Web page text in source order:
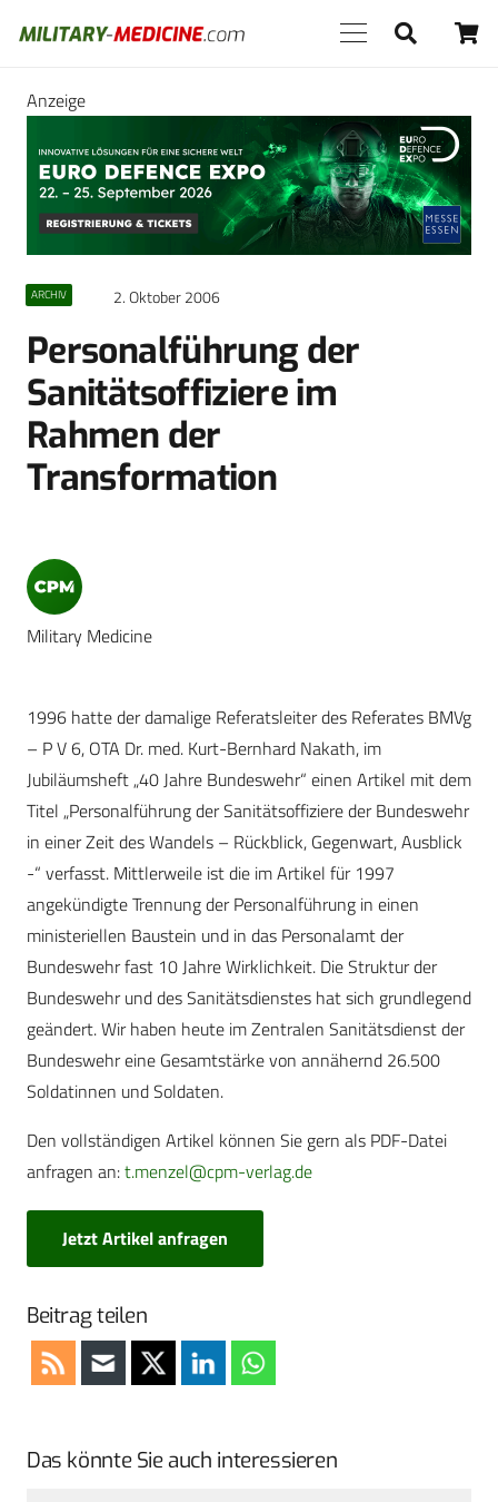
Anzeige
ARCHIV 2. Oktober 2006
Personalführung der
Sanitätsoffiziere im
Rahmen der
Transformation
Military Medicine
1996 hatte der damalige Referatsleiter des Referates BMVg
– P V 6, OTA Dr. med. Kurt-Bernhard Nakath, im
Jubiläumsheft „40 Jahre Bundeswehr“ einen Artikel mit dem
Titel „Personalführung der Sanitätsoffiziere der Bundeswehr
in einer Zeit des Wandels – Rückblick, Gegenwart, Ausblick
-“ verfasst. Mittlerweile ist die im Artikel für 1997
angekündigte Trennung der Personalführung in einen
ministeriellen Baustein und in das Personalamt der
Bundeswehr fast 10 Jahre Wirklichkeit. Die Struktur der
Bundeswehr und des Sanitätsdienstes hat sich grundlegend
geändert. Wir haben heute im Zentralen Sanitätsdienst der
Bundeswehr eine Gesamtstärke von annähernd 26.500
Soldatinnen und Soldaten.
Den vollständigen Artikel können Sie gern als PDF-Datei
anfragen an:t.menzel@cpm-verlag.de
Jetzt Artikel anfragen
Beitrag teilen
Das könnte Sie auch interessieren